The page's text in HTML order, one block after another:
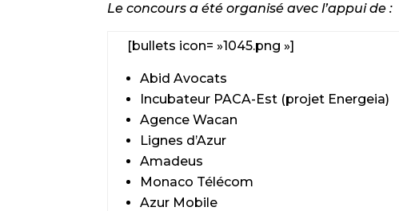
Le concours a été organisé avec l’appui de :
[bullets icon= »1045.png »]
Abid Avocats
Incubateur PACA-Est (projet Energeia)
Agence Wacan
Lignes d’Azur
Amadeus
Monaco Télécom
Azur Mobile